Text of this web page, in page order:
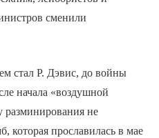
сменили
стал Р. Дэвис, до войны
начала «воздушной
разминирования не
которая прославилась в мае